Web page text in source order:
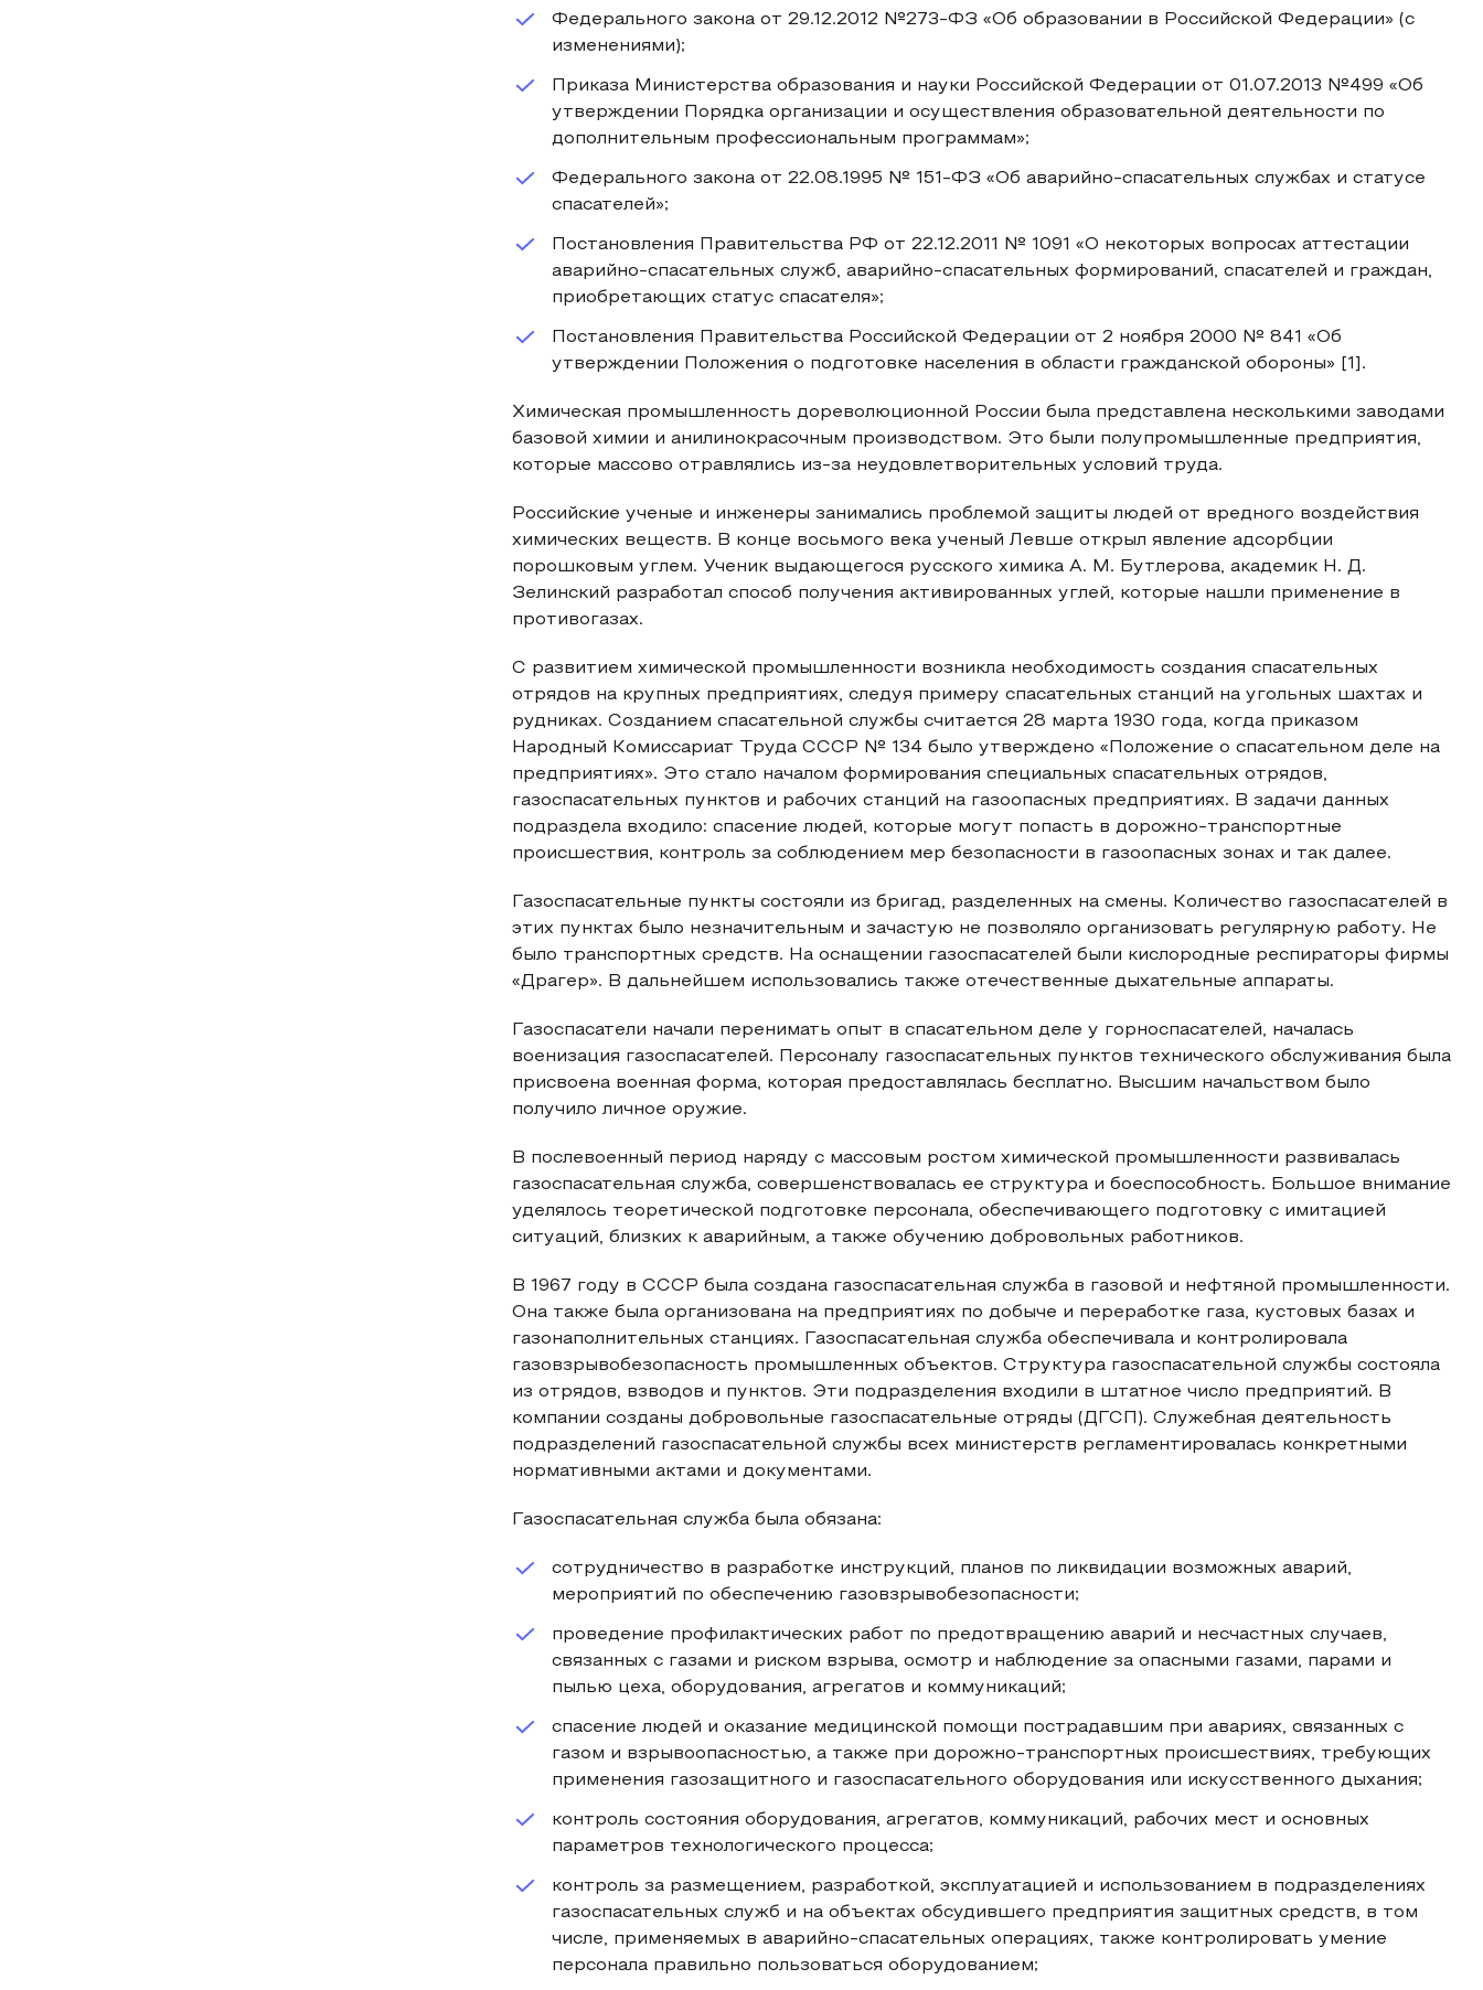
Федерального закона от 29.12.2012 №273-ФЗ «Об образовании в Российской Федерации» (с
изменениями);
Приказа Министерства образования и науки Российской Федерации от 01.07.2013 №499 «Об
утверждении Порядка организации и осуществления образовательной деятельности по
дополнительным профессиональным программам»;
Федерального закона от 22.08.1995 № 151-ФЗ «Об аварийно-спасательных службах и статусе
спасателей»;
Постановления Правительства РФ от 22.12.2011 № 1091 «О некоторых вопросах аттестации
аварийно-спасательных служб, аварийно-спасательных формирований, спасателей и граждан,
приобретающих статус спасателя»;
Постановления Правительства Российской Федерации от 2 ноября 2000 № 841 «Об
утверждении Положения о подготовке населения в области гражданской обороны» [1].
Химическая промышленность дореволюционной России была представлена несколькими заводами
базовой химии и анилинокрасочным производством. Это были полупромышленные предприятия,
которые массово отравлялись из-за неудовлетворительных условий труда.
Российские ученые и инженеры занимались проблемой защиты людей от вредного воздействия
химических веществ. В конце восьмого века ученый Левше открыл явление адсорбции
порошковым углем. Ученик выдающегося русского химика А. М. Бутлерова, академик Н. Д.
Зелинский разработал способ получения активированных углей, которые нашли применение в
противогазах.
С развитием химической промышленности возникла необходимость создания спасательных
отрядов на крупных предприятиях, следуя примеру спасательных станций на угольных шахтах и
рудниках. Созданием спасательной службы считается 28 марта 1930 года, когда приказом
Народный Комиссариат Труда СССР № 134 было утверждено «Положение о спасательном деле на
предприятиях». Это стало началом формирования специальных спасательных отрядов,
газоспасательных пунктов и рабочих станций на газоопасных предприятиях. В задачи данных
подраздела входило: спасение людей, которые могут попасть в дорожно-транспортные
происшествия, контроль за соблюдением мер безопасности в газоопасных зонах и так далее.
Газоспасательные пункты состояли из бригад, разделенных на смены. Количество газоспасателей в
этих пунктах было незначительным и зачастую не позволяло организовать регулярную работу. Не
было транспортных средств. На оснащении газоспасателей были кислородные респираторы фирмы
«Драгер». В дальнейшем использовались также отечественные дыхательные аппараты.
Газоспасатели начали перенимать опыт в спасательном деле у горноспасателей, началась
военизация газоспасателей. Персоналу газоспасательных пунктов технического обслуживания была
присвоена военная форма, которая предоставлялась бесплатно. Высшим начальством было
получило личное оружие.
В послевоенный период наряду с массовым ростом химической промышленности развивалась
газоспасательная служба, совершенствовалась ее структура и боеспособность. Большое внимание
уделялось теоретической подготовке персонала, обеспечивающего подготовку с имитацией
ситуаций, близких к аварийным, а также обучению добровольных работников.
В 1967 году в СССР была создана газоспасательная служба в газовой и нефтяной промышленности.
Она также была организована на предприятиях по добыче и переработке газа, кустовых базах и
газонаполнительных станциях. Газоспасательная служба обеспечивала и контролировала
газовзрывобезопасность промышленных объектов. Структура газоспасательной службы состояла
из отрядов, взводов и пунктов. Эти подразделения входили в штатное число предприятий. В
компании созданы добровольные газоспасательные отряды (ДГСП). Служебная деятельность
подразделений газоспасательной службы всех министерств регламентировалась конкретными
нормативными актами и документами.
Газоспасательная служба была обязана:
сотрудничество в разработке инструкций, планов по ликвидации возможных аварий,
мероприятий по обеспечению газовзрывобезопасности;
проведение профилактических работ по предотвращению аварий и несчастных случаев,
связанных с газами и риском взрыва, осмотр и наблюдение за опасными газами, парами и
пылью цеха, оборудования, агрегатов и коммуникаций;
спасение людей и оказание медицинской помощи пострадавшим при авариях, связанных с
газом и взрывоопасностью, а также при дорожно-транспортных происшествиях, требующих
применения газозащитного и газоспасательного оборудования или искусственного дыхания;
контроль состояния оборудования, агрегатов, коммуникаций, рабочих мест и основных
параметров технологического процесса;
контроль за размещением, разработкой, эксплуатацией и использованием в подразделениях
газоспасательных служб и на объектах обсудившего предприятия защитных средств, в том
числе, применяемых в аварийно-спасательных операциях, также контролировать умение
персонала правильно пользоваться оборудованием;